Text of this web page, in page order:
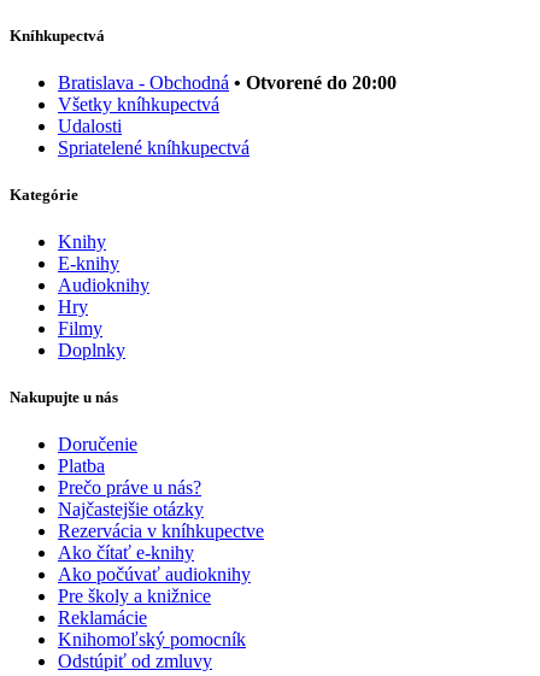
Kníhkupectvá
Bratislava - Obchodná • Otvorené do 20:00
Všetky kníhkupectvá
Udalosti
Spriatelené kníhkupectvá
Kategórie
Knihy
E-knihy
Audioknihy
Hry
Filmy
Doplnky
Nakupujte u nás
Doručenie
Platba
Prečo práve u nás?
Najčastejšie otázky
Rezervácia v kníhkupectve
Ako čítať e-knihy
Ako počúvať audioknihy
Pre školy a knižnice
Reklamácie
Knihomoľský pomocník
Odstúpiť od zmluvy